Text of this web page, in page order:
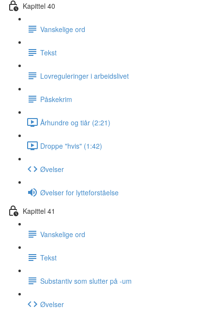
Kapittel 40
Vanskelige ord
Tekst
Lovreguleringer i arbeidslivet
Påskekrim
Århundre og tiår (2:21)
Droppe "hvis" (1:42)
Øvelser
Øvelser for lytteforståelse
Kapittel 41
Vanskelige ord
Tekst
Substantiv som slutter på -um
Øvelser